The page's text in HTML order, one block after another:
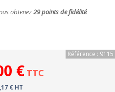
obtenez29points de fidélité
Référence : 9115
€ TTC
€ HT